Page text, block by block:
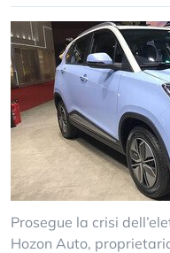
Prosegue la crisi
Hozon Auto,